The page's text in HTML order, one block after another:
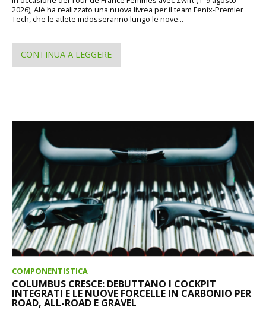
2026), Alé ha realizzato una nuova livrea per il team Fenix-Premier
Tech, che le atlete indosseranno lungo le nove...
CONTINUA A LEGGERE
COMPONENTISTICA
COLUMBUS CRESCE: DEBUTTANO I COCKPIT
INTEGRATI E LE NUOVE FORCELLE IN CARBONIO PER
ROAD, ALL-ROAD E GRAVEL